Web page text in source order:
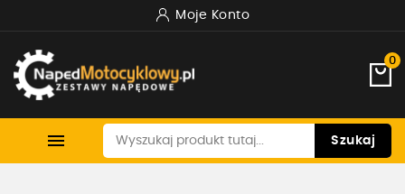
Moje Konto
0
 Szukaj